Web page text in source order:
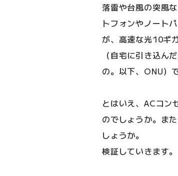
落雷や台風の突風
トフォンやノート
が、高速な光10ギ
（自宅に引き込ん
の。以下、ONU）
とはいえ、ACコン
のでしょうか。ま
しょうか。
検証していきます。